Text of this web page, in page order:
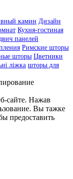
камин Дизайн
Кухня-гостиная
панелей
Римские шторы
шторы Цветники
ліжка шторы для
сайте. Нажав
Вы тажке
предоставить